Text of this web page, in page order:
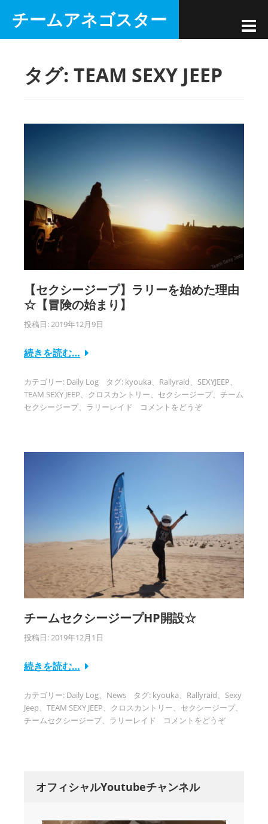
テ
チームアネゴスター
タグ: TEAM SEXY JEEP
【セクシージープ】ラリーを始めた理由
☆【冒険の始まり】
投稿日:2019年12月9日
続きを読む…
カテゴリー: Daily Log タグ: kyouka、 Rallyraid、 SEXYJEEP、
TEAM SEXY JEEP、 クロスカントリー、 セクシージープ、 チーム
セクシージープ、 ラリーレイド コメントをどうぞ
チームセクシージープHP開設☆
投稿日:2019年12月1日
続きを読む…
カテゴリー: Daily Log、 News タグ: kyouka、 Rallyraid、 Sexy
Jeep、 TEAM SEXY JEEP、 クロスカントリー、 セクシージープ、
チームセクシージープ、 ラリーレイド コメントをどうぞ
オフィシャルYoutubeチャンネル